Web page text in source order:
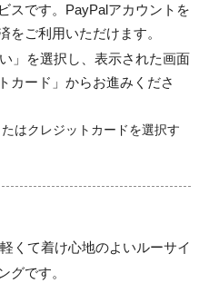
スです。PayPalアカウントを
をご利用いただけます。
」を選択し、表示された画面
カード」からお進みくださ
くて着け心地のよいルーサイ
グです。